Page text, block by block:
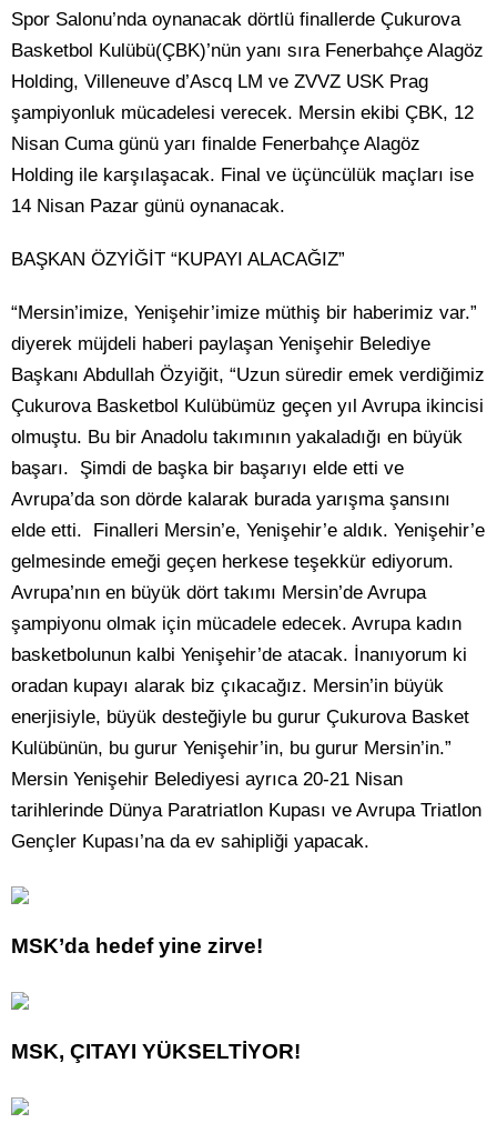
Spor Salonu’nda oynanacak dörtlü finallerde Çukurova
Basketbol Kulübü(ÇBK)’nün yanı sıra Fenerbahçe Alagöz
Holding, Villeneuve d’Ascq LM ve ZVVZ USK Prag
şampiyonluk mücadelesi verecek. Mersin ekibi ÇBK, 12
Nisan Cuma günü yarı finalde Fenerbahçe Alagöz
Holding ile karşılaşacak. Final ve üçüncülük maçları ise
14 Nisan Pazar günü oynanacak.
BAŞKAN ÖZYİĞİT “KUPAYI ALACAĞIZ”
“Mersin’imize, Yenişehir’imize müthiş bir haberimiz var.”
diyerek müjdeli haberi paylaşan Yenişehir Belediye
Başkanı Abdullah Özyiğit, “Uzun süredir emek verdiğimiz
Çukurova Basketbol Kulübümüz geçen yıl Avrupa ikincisi
olmuştu. Bu bir Anadolu takımının yakaladığı en büyük
başarı. Şimdi de başka bir başarıyı elde etti ve
Avrupa’da son dörde kalarak burada yarışma şansını
elde etti. Finalleri Mersin’e, Yenişehir’e aldık. Yenişehir’e
gelmesinde emeği geçen herkese teşekkür ediyorum.
Avrupa’nın en büyük dört takımı Mersin’de Avrupa
şampiyonu olmak için mücadele edecek. Avrupa kadın
basketbolunun kalbi Yenişehir’de atacak. İnanıyorum ki
oradan kupayı alarak biz çıkacağız. Mersin’in büyük
enerjisiyle, büyük desteğiyle bu gurur Çukurova Basket
Kulübünün, bu gurur Yenişehir’in, bu gurur Mersin’in.”
Mersin Yenişehir Belediyesi ayrıca 20-21 Nisan
tarihlerinde Dünya Paratriatlon Kupası ve Avrupa Triatlon
Gençler Kupası’na da ev sahipliği yapacak.
MSK’da hedef yine zirve!
MSK, ÇITAYI YÜKSELTİYOR!